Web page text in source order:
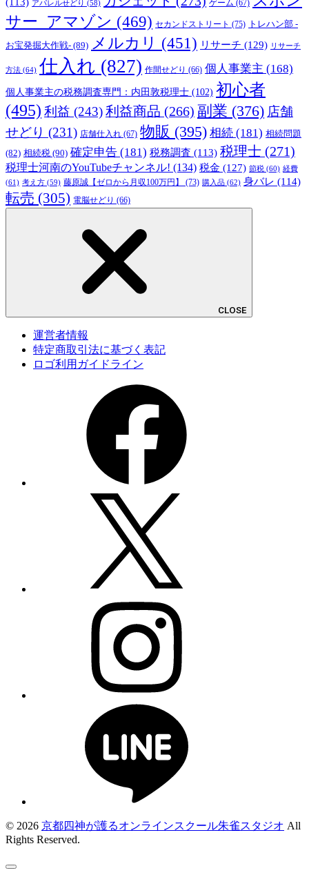
アパレルせどり (58) ゲーム (67)
サー_アマゾン (469) セカンドストリート (75) トレハン部 -
お宝発掘大作戦- (89) メルカリ (451) リサーチ (129) リサーチ
方法 (64) 仕入れ (827) 作間せどり (66) 個人事業主 (168)
個人事業主の税務調査専門：内田敦税理士 (102) 初心者
(495) 利益 (243)利益商品 (266) 副業 (376) 店舗
せどり (231) 店舗仕入れ (67) 物販 (395) 相続 (181) 相続問題
(82) 相続税 (90) 確定申告 (181) 税務調査 (113) 税理士 (271)
税理士河南のYouTubeチャンネル! (134) 税金 (127) 節税 (60) 経費
(61) 考え方 (59) 藤原誠【ゼロから月収100万円】 (73) 購入品 (62) 身バレ (114)
転売 (305) 電脳せどり (66)
CLOSE
運営者情報
特定商取引法に基づく表記
ロゴ利用ガイドライン
© 2026 京都四神が護るオンラインスクール朱雀スタジオ All
Rights Reserved.